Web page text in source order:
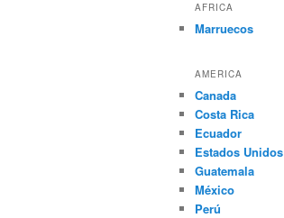
AFRICA
Marruecos
AMERICA
Canada
Costa Rica
Ecuador
Estados Unidos
Guatemala
México
Perú